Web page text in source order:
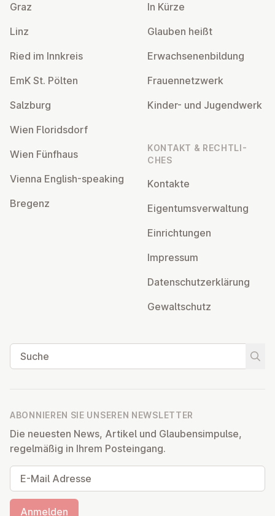
Graz
Linz
Ried im Innkreis
EmK St. Pölten
Salzburg
Wien Flo­rids­dorf
Wien Fünfhaus
Vienna English-speaking
Bregenz
In Kürze
Glauben heißt
Er­wach­se­nen­bil­dung
Frau­en­netz­werk
Kinder- und Ju­gend­werk
KONTAKT & RECHT­LI­
CHES
Kontakte
Ei­gen­tums­ver­wal­tung
Ein­rich­tun­gen
Impressum
Da­ten­schutz­er­klä­rung
Ge­walt­schutz
Suche
ABONNIEREN SIE UNSEREN NEWSLETTER
Die neuesten News, Artikel und Glaubensimpulse,
regelmäßig in Ihrem Posteingang.
E-Mail Adresse
Anmelden